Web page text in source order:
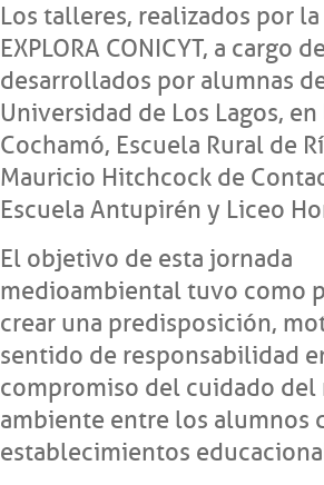
Los talleres, realizados por
EXPLORA CONICYT, a
desarrollados por alumnas
Universidad de Los Lagos,
Cochamó, Escuela Rural de
Mauricio Hitchcock de
Escuela Antupirén y Liceo
El objetivo de esta jornada
medioambiental tuvo como
crear una predisposición,
sentido de responsabilidad
compromiso del cuidado del
ambiente entre los alumnos
establecimientos